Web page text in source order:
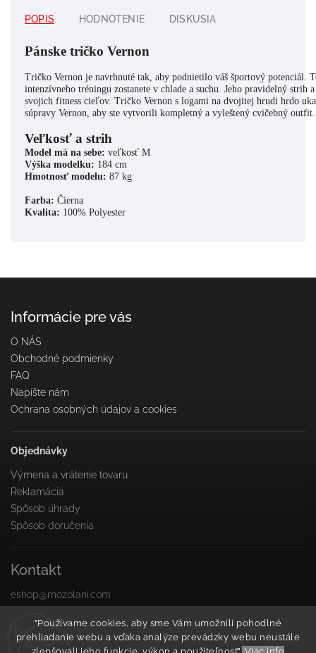
"Používame cookies, aby sme Vám umožnili pohodlné
prehliadanie webu a vďaka analýze prevádzky webu neustále
POPIS HODNOTENIE DISKUSIA
Pánske tričko Vernon
Tričko Vernon je navrhnuté tak, aby podnietilo váš športový potenciál.
intenzívneho tréningu zostanete v chlade a suchu. Jeho pravidelný
svojich fitness cieľov. Tričko Vernon s logami na dvojitej hrudi hrdo
súpravy Vernon, aby ste vytvorili kompletný a vyleštený cvičebný outfit.
Veľkosť a strih
Model má na sebe:
Výška modelku:
Hmotnosť modelu: 87 kg
Farba:
Kvalita: 100% Polyester
Informácie pre vás
O NÁS
Obchodné podmienky
FAQ
Napíšte nám
Ochrana osobných údajov a cookies
Objednávky
Výmena a vrátenie tovaru
Reklamácia
Spôsob úhrady
Spôsob doručenia
Kontakt
eshop@mozolani.com
PO-PIA 8:00 do 16:00
Facebook